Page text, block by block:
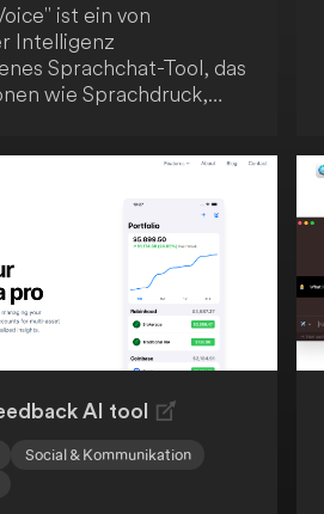
ist ein von
Intelligenz
Sprachchat-Tool, das
wie Sprachdruck,
mit dem KI-System
Dateien und
verschiedenen
zu diskutieren. So
die
zwischen
Intelligenz.
AI tool
Social & Kommunikation